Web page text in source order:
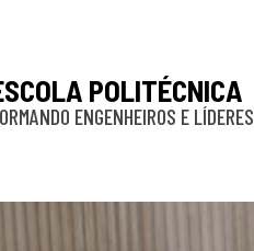
POLITÉCNICA
ENGENHEIROS E LÍDERES